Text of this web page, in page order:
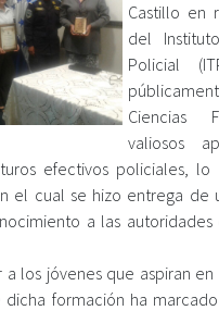
Castillo en
del
Policial
Ciencias
valiosos
efectivos policiales,
el cual se hizo entrega de
a las
los jóvenes que aspiran
formación ha